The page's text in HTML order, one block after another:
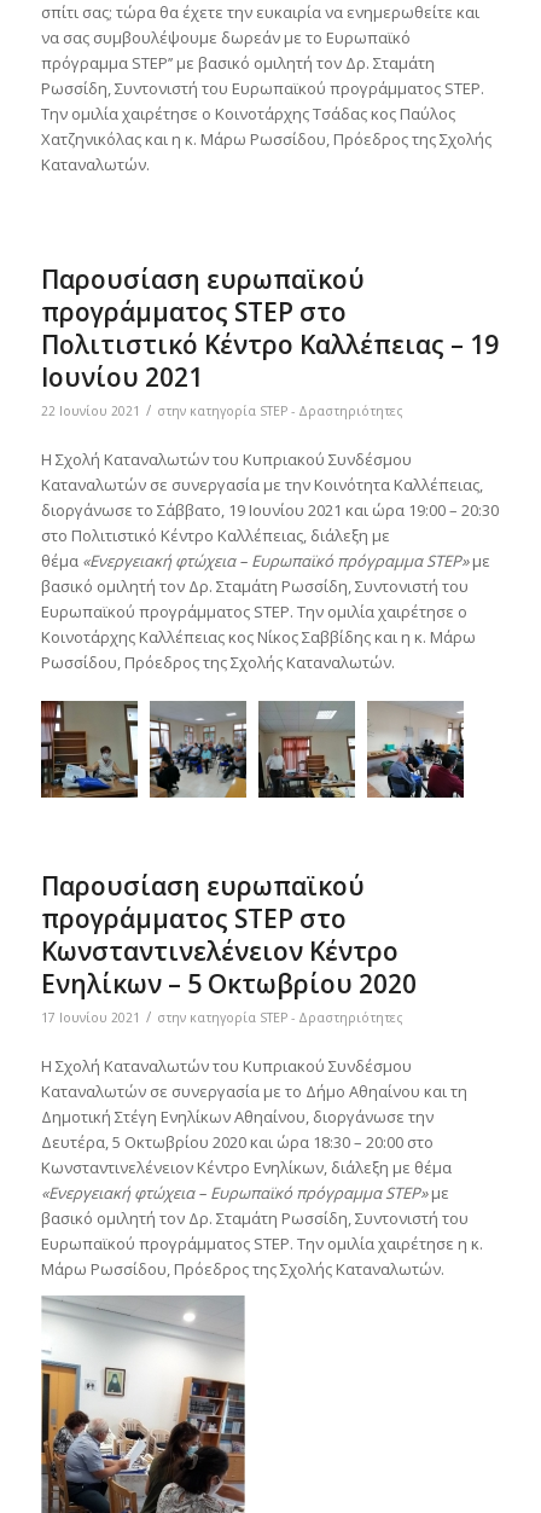
σπίτι σας; τώρα θα έχετε την ευκαιρία να ενημερωθείτε και
να σας συμβουλέψουμε δωρεάν με το Ευρωπαϊκό
πρόγραμμα STEP’’ με βασικό ομιλητή τον Δρ. Σταμάτη
Ρωσσίδη, Συντονιστή του Ευρωπαϊκού προγράμματος STEP.
Την ομιλία χαιρέτησε ο Κοινοτάρχης Τσάδας κος Παύλος
Χατζηνικόλας και η κ. Μάρω Ρωσσίδου, Πρόεδρος της Σχολής
Καταναλωτών.
Παρουσίαση ευρωπαϊκού
προγράμματος STEP στο
Πολιτιστικό Κέντρο Καλλέπειας – 19
Ιουνίου 2021
22 Ιουνίου 2021 / στην κατηγορία STEP - Δραστηριότητες
Η Σχολή Καταναλωτών του Κυπριακού Συνδέσμου
Καταναλωτών σε συνεργασία με την Κοινότητα Καλλέπειας,
διοργάνωσε το Σάββατο, 19 Ιουνίου 2021 και ώρα 19:00 – 20:30
στο Πολιτιστικό Κέντρο Καλλέπειας, διάλεξη με
θέμα «Ενεργειακή φτώχεια – Ευρωπαϊκό πρόγραμμαSTEP»με
βασικό ομιλητή τον Δρ. Σταμάτη Ρωσσίδη, Συντονιστή του
Ευρωπαϊκού προγράμματος STEP. Την ομιλία χαιρέτησε ο
Κοινοτάρχης Καλλέπειας κος Νίκος Σαββίδης και η κ. Μάρω
Ρωσσίδου, Πρόεδρος της Σχολής Καταναλωτών.
Παρουσίαση ευρωπαϊκού
προγράμματος STEP στο
Κωνσταντινελένειον Κέντρο
Ενηλίκων – 5 Οκτωβρίου 2020
17 Ιουνίου 2021 / στην κατηγορία STEP - Δραστηριότητες
Η Σχολή Καταναλωτών του Κυπριακού Συνδέσμου
Καταναλωτών σε συνεργασία με το Δήμο Αθηαίνου και τη
Δημοτική Στέγη Ενηλίκων Αθηαίνου, διοργάνωσε την
Δευτέρα, 5 Οκτωβρίου 2020 και ώρα 18:30 – 20:00 στο
Κωνσταντινελένειον Κέντρο Ενηλίκων, διάλεξη με θέμα
«Ενεργειακή φτώχεια – Ευρωπαϊκό πρόγραμμαSTEP»με
βασικό ομιλητή τον Δρ. Σταμάτη Ρωσσίδη, Συντονιστή του
Ευρωπαϊκού προγράμματος STEP. Την ομιλία χαιρέτησε η κ.
Μάρω Ρωσσίδου, Πρόεδρος της Σχολής Καταναλωτών.